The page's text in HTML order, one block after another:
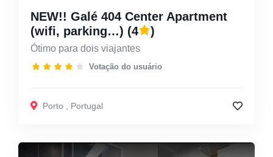
NEW!! Galé 404 Center Apartment
(wifi, parking…) (4 )
Ótimo para dois viajantes
Votação do usuário
Porto , Portugal